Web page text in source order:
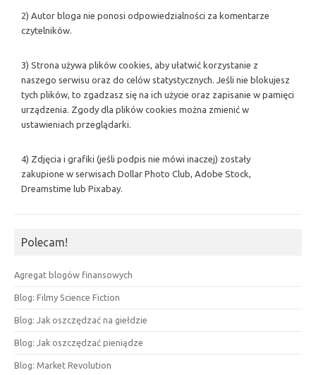
2) Autor bloga nie ponosi odpowiedzialności za komentarze
czytelników.
3) Strona używa plików cookies, aby ułatwić korzystanie z
naszego serwisu oraz do celów statystycznych. Jeśli nie blokujesz
tych plików, to zgadzasz się na ich użycie oraz zapisanie w pamięci
urządzenia. Zgody dla plików cookies można zmienić w
ustawieniach przeglądarki.
4) Zdjęcia i grafiki (jeśli podpis nie mówi inaczej) zostały
zakupione w serwisach Dollar Photo Club, Adobe Stock,
Dreamstime lub Pixabay.
Polecam!
Agregat blogów finansowych
Blog: Filmy Science Fiction
Blog: Jak oszczędzać na giełdzie
Blog: Jak oszczędzać pieniądze
Blog: Market Revolution